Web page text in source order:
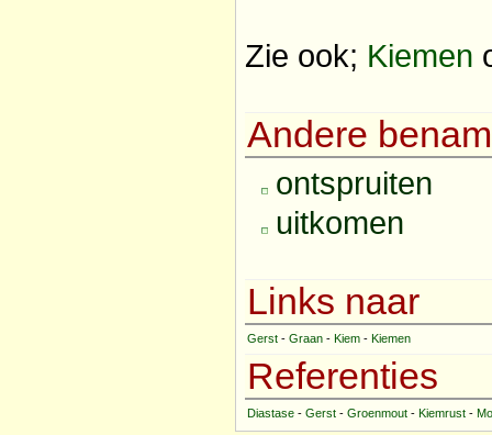
Zie ook; Kiemen
Andere
ontspruiten
uitkomen
Links naar
Gerst - Graan - Kiem - Kiemen
Referenties
Diastase - Gerst - Groenmout - Kiemrust -